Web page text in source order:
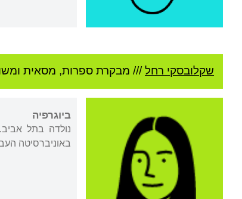
שקלובסקי רחל/// מבקרת ספרות, מסאית
ביוגרפיה
נולדה בתל
באוניברסיטה העברית